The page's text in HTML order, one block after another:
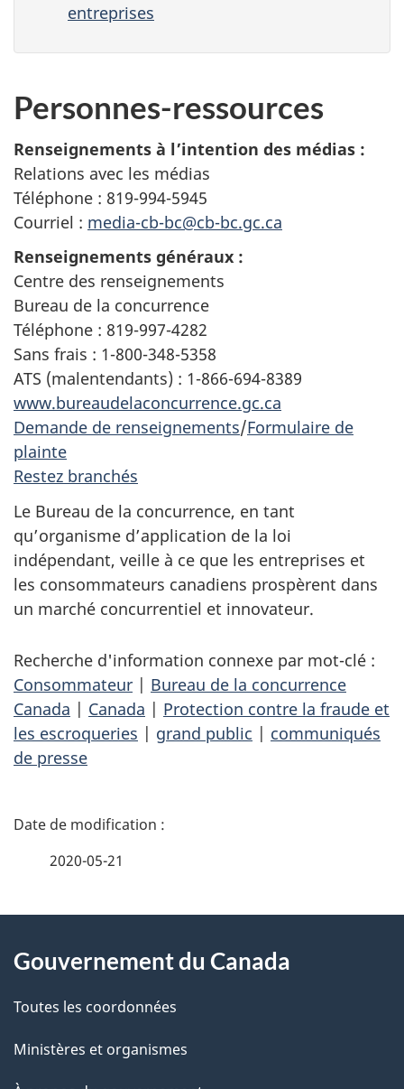
entreprises
Personnes-ressources
Renseignements à l’intention des médias :
Relations avec les médias
Téléphone : 819-994-5945
Courriel : media-cb-bc@cb-bc.gc.ca
Renseignements généraux :
Centre des renseignements
Bureau de la concurrence
Téléphone : 819-997-4282
Sans frais : 1-800-348-5358
ATS (malentendants) : 1-866-694-8389
www.bureaudelaconcurrence.gc.ca
Demande de renseignements/Formulaire de
plainte
Restez branchés
Le Bureau de la concurrence, en tant
qu’organisme d’application de la loi
indépendant, veille à ce que les entreprises et
les consommateurs canadiens prospèrent dans
un marché concurrentiel et innovateur.
Recherche d'information connexe par mot-clé :
Consommateur | Bureau de la concurrence
Canada | Canada | Protection contre la fraude et
les escroqueries | grand public | communiqués
de presse
D
i
l
s
2020-05-21
propos
de
ce
Gouvernement du Canada
Toutes les coordonnées
Ministères et organismes